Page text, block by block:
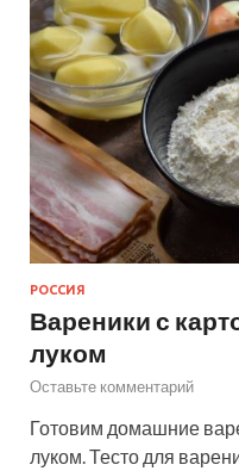
РОССИЯ
Вареники с
луком
Оставьте комментарий
Готовим домашние
луком. Тесто для